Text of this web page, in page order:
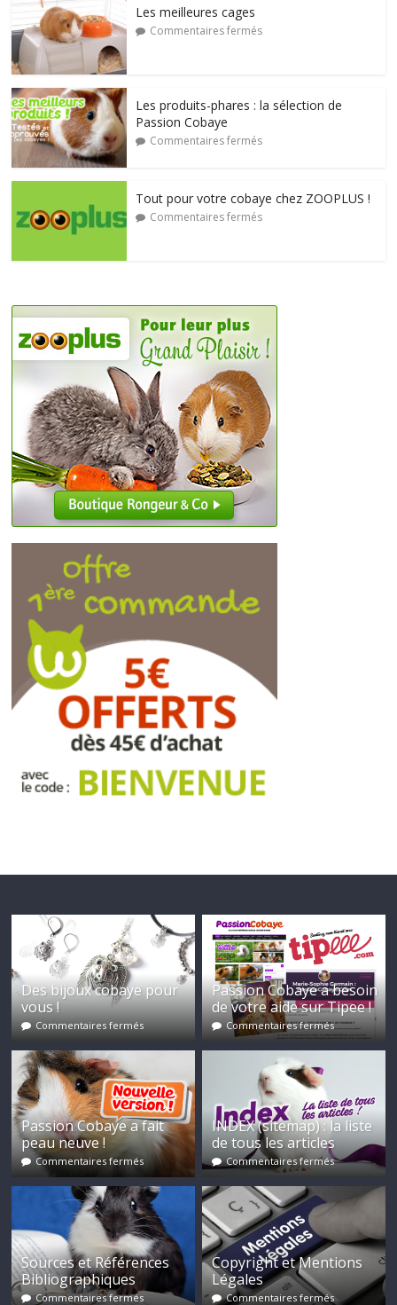
Les meilleures cages
Commentaires fermés
Les produits-phares : la sélection de
Passion Cobaye
Commentaires fermés
Tout pour votre cobaye chez ZOOPLUS !
Commentaires fermés
Des bijoux cobaye pour
vous !
Commentaires fermés
Passion Cobaye a besoin
de votre aide sur Tipee !
Commentaires fermés
Passion Cobaye a fait
peau neuve !
Commentaires fermés
INDEX (sitemap) : la liste
de tous les articles
Commentaires fermés
Sources et Références
Bibliographiques
Commentaires fermés
Copyright et Mentions
Légales
Commentaires fermés